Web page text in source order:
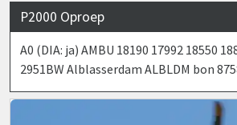
P2000 Oproep
A0 (DIA: ja) AMBU 18190 17992 18550
2951BW Alblasserdam ALBLDM bon